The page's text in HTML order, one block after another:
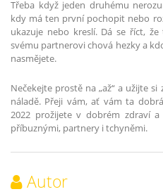
Třeba když jeden druhému
kdy má ten první pochopit nebo
ukazuje nebo kreslí. Dá se říct,
svému partnerovi chová hezky a
nasmějete.
Nečekejte prostě na „až“ a užijte
náladě. Přeji vám, ať vám ta
2022 prožijete v dobrém zdraví
příbuznými, partnery i tchyněmi.
Autor